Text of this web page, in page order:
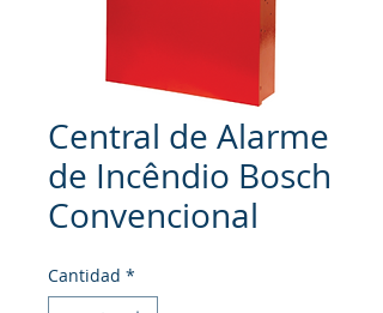
Central de Alarme
de Incêndio Bosch
Convencional
Cantidad *